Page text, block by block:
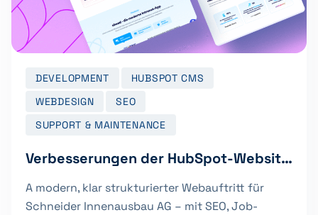
DEVELOPMENT
HUBSPOT CMS
WEBDESIGN
SEO
SUPPORT & MAINTENANCE
Verbesserungen der HubSpot-Website und langfristiger Support für ahead AG
A modern, klar strukturierter Webauftritt für
Schneider Innenausbau AG – mit SEO, Job-